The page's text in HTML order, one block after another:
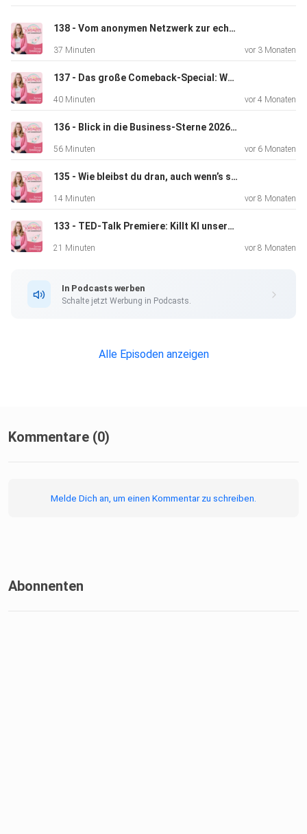
138 - Vom anonymen Netzwerk zur echten Community: Was tun, wenn sich keiner für mich interessiert?
37 Minuten vor 3 Monaten
137 - Das große Comeback-Special: Was passierte, als das Mikrofon aus war?
40 Minuten vor 4 Monaten
136 - Blick in die Business-Sterne 2026: Was das neue Jahr für Unternehmer:innen bereithält – mit AstroAstrid
56 Minuten vor 6 Monaten
135 - Wie bleibst du dran, auch wenn’s schwer ist?
14 Minuten vor 8 Monaten
133 - TED-Talk Premiere: Killt KI unsere Persönlichkeit?
21 Minuten vor 8 Monaten
In Podcasts werben
Schalte jetzt Werbung in Podcasts.
Alle Episoden anzeigen
Kommentare (0)
Melde Dich an, um einen Kommentar zu schreiben.
Abonnenten